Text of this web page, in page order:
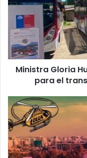
presenta
nuevos
buses
red
para
el
transporte
Valdivia
Ministra Gloria
para el
Lollapalooza
Chile
se
realizará
en
el